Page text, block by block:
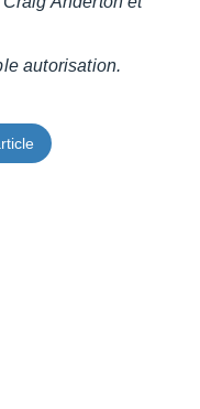
auto­ri­sa­tion.